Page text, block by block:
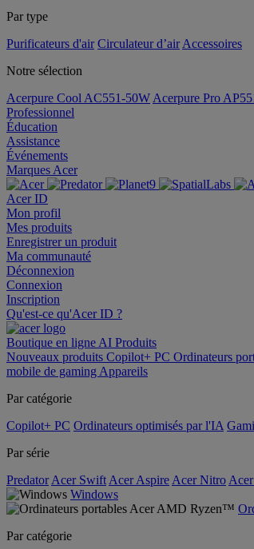
Par type
Purificateurs d'air Circulateur d’air Accessoires
Notre sélection
Acerpure Cool AC551-50W Acerpure Pro
Professionnel
Éducation
Assistance
Événements
Marques Acer
Acer ID
Mon profil
Mes produits
Enregistrer un produit
Ma communauté
Déconnexion
Connexion
Inscription
Qu'est-ce qu'Acer ID ?
Boutique en ligne AI Produits
Nouveaux produits Copilot+ PC Ordinateurs
mobile de gaming Appareils
Par catégorie
Copilot+ PC Ordinateurs optimisés par l'IA
Par série
Predator Acer Swift Acer Aspire Acer Nitro
Windows
Par catégorie